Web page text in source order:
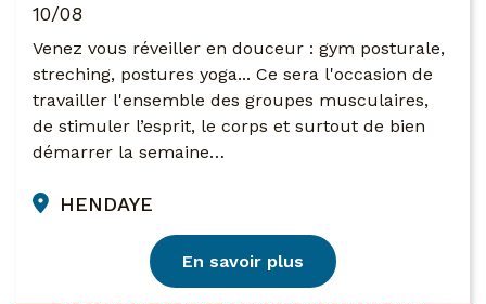
10/08
Venez vous réveiller en douceur : gym posturale,
streching, postures yoga... Ce sera l'occasion de
travailler l'ensemble des groupes musculaires,
de stimuler l’esprit, le corps et surtout de bien
démarrer la semaine…
HENDAYE
En savoir plus